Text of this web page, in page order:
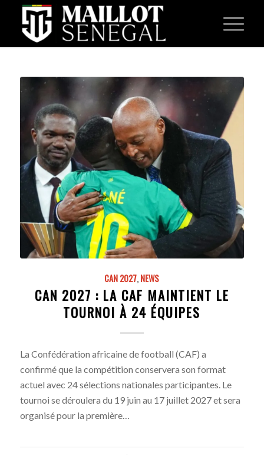
CAN 2027,NEWS
CAN 2027 : LA CAF MAINTIENT LE
TOURNOI À 24 ÉQUIPES
La Confédération africaine de football (CAF) a
confirmé que la compétition conservera son format
actuel avec 24 sélections nationales participantes. Le
tournoi se déroulera du 19 juin au 17 juillet 2027 et sera
organisé pour la première…